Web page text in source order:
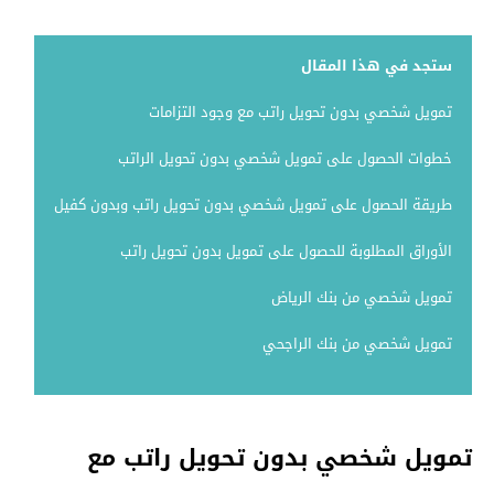
ستجد في هذا المقال
تمويل شخصي بدون تحويل راتب مع وجود التزامات
خطوات الحصول على تمويل شخصي بدون تحويل الراتب
طريقة الحصول على تمويل شخصي بدون تحويل راتب وبدون كفيل
الأوراق المطلوبة للحصول على تمويل بدون تحويل راتب
تمويل شخصي من بنك الرياض
تمويل شخصي من بنك الراجحي
تمويل شخصي بدون تحويل راتب مع